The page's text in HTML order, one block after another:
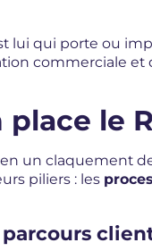
lui qui porte ou
commerciale et
le
un claquement
piliers : les
parcours